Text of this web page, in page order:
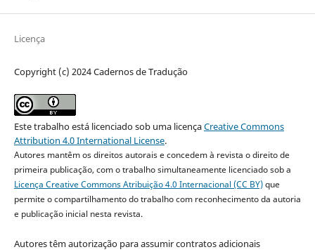
Licença
Copyright (c) 2024 Cadernos de Tradução
Este trabalho está licenciado sob uma licençaCreative Commons
Attribution 4.0 International License.
Autores mantêm os direitos autorais e concedem à revista o direito de
primeira publicação, com o trabalho simultaneamente licenciado sob a
Licença Creative Commons Atribuição 4.0 Internacional (CC BY)que
permite o compartilhamento do trabalho com reconhecimento da autoria
e publicação inicial nesta revista.
Autores têm autorização para assumir contratos adicionais